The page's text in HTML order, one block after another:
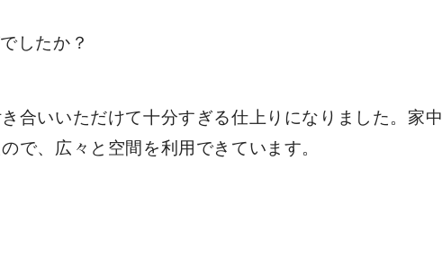
したか？
合いいただけて十分すぎる仕上りになりました。家中
で、広々と空間を利用できています。